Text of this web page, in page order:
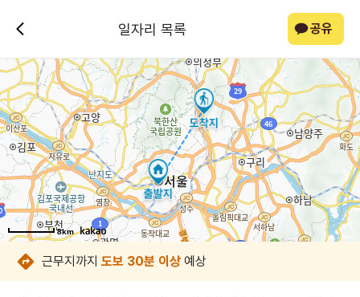
일자리 목록 공유
8km
8km
8km
8km
8km
8km
8km
8km
근무지까지 도보 30분 이상 예상